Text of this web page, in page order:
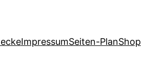
ImpressumSeiten-PlanShop